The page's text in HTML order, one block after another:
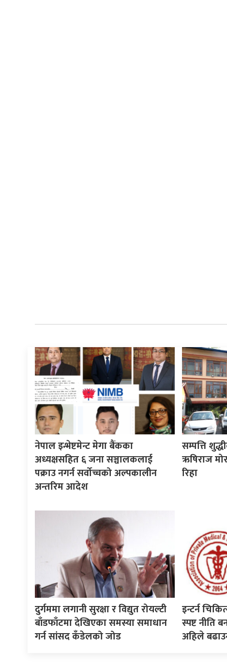
नेपाल इन्भेष्टमेन्ट मेगा बैंकका
अध्यक्षसहित ६ जना सञ्चालकलाई
पक्राउ नगर्न सर्वोच्चको अल्पकालीन
अन्तरिम आदेश
सम्पत्ति
ऋषिराज
रिहा
दुर्गममा लगानी सुरक्षा र विद्युत रोयल्टी
बाँडफाँटमा देखिएका समस्या समाधान
गर्न सांसद कँडेलको जोड
इन्टर्न
स्पष्ट नीति
अहिले